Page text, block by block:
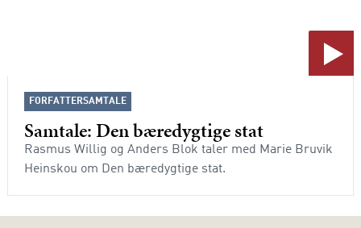
FORFATTERSAMTALE
Samtale: Den bæredygtige stat
Rasmus Willig og Anders Blok taler med Marie Bruvik
Heinskou om Den bæredygtige stat.